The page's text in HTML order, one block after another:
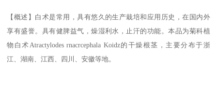
【概述】白术是常用，具有悠久的生产栽培和应用历史，在国内外
享有盛誉。具有健脾益气，燥湿利水，止汗的功能。本品为菊科植
物白术Atractylodes rnacrcephala Koidz的干燥根茎，主要分布于浙
江、湖南、江西、四川、安徽等地。